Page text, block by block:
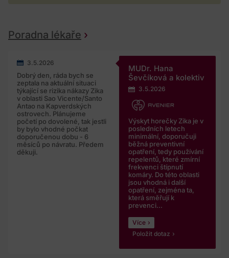
Poradna lékaře
3.5.2026
Dobrý den, ráda bych se
zeptala na aktuální situaci
týkající se rizika nákazy Zika
v oblasti Sao Vicente/Santo
Antao na Kapverdských
ostrovech. Plánujeme
početí po dovolené, tak jestli
by bylo vhodné počkat
doporučenou dobu - 6
měsíců po návratu. Předem
děkuji.
MUDr. Hana
Ševčíková a kolektiv
3.5.2026
Výskyt horečky Zika je v
posledních letech
minimální, doporučuji
běžná preventivní
opatření, tedy používání
repelentů, které zmírní
frekvenci štípnutí
komáry. Do této oblasti
jsou vhodná i další
opatření, zejména ta,
která směřují k
prevenci...
Více
Položit dotaz